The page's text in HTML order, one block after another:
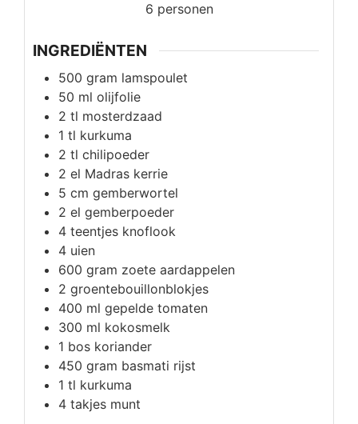
6 personen
INGREDIËNTEN
500 gram lamspoulet
50 ml olijfolie
2 tl mosterdzaad
1 tl kurkuma
2 tl chilipoeder
2 el Madras kerrie
5 cm gemberwortel
2 el gemberpoeder
4 teentjes knoflook
4 uien
600 gram zoete aardappelen
2 groentebouillonblokjes
400 ml gepelde tomaten
300 ml kokosmelk
1 bos koriander
450 gram basmati rijst
1 tl kurkuma
4 takjes munt